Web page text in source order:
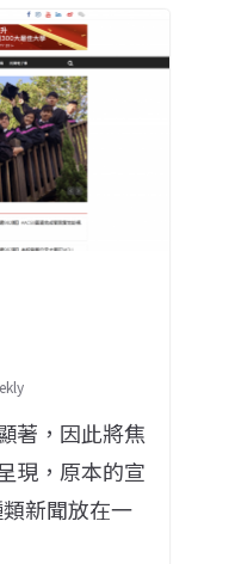
著，因此將焦
現，原本的宣
新聞放在一